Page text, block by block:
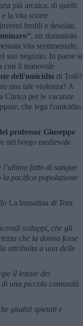
più arcaica, di quelli
la vita scorre
freddi e desolati.
, un donnaiolo
vita sentimentale,
suo negozio. In paese si
con il manovale
dell'omicidio di Totò?
una tale violenza? A
Cùrica per le vacanze
che lega l'omicidio
professor Giuseppe
nel borgo medievale
fatto di sangue
la pacifica popolazione
La bussatina di Tom
sviluppi, che gli
che la donna fosse
attribuita a una delle
il lettore dei
una piccola comunità
giudizi spietati e